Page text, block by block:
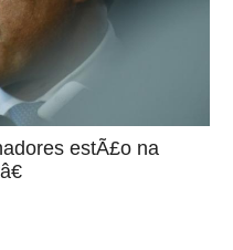
estÃ£o na